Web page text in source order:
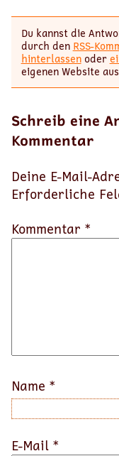
Du kannst die
durch den RSS-
hinterlassenoder
eigenen Website
Schreib eine
Kommentar
Deine E-Mail-
Erforderliche
Kommentar *
Name *
E-Mail *